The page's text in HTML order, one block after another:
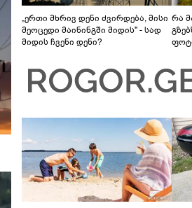
„ერთი მხრივ დენი ძვირდება, მისი
მეოცედი მაინინგში მიდის" - სად
მიდის ჩვენი დენი?
რა